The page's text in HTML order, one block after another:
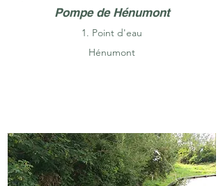
Pompe de Hénumont
1. Point d'eau
Hénumont